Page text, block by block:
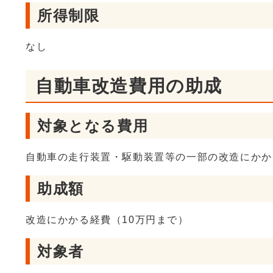
所得制限
なし
自動車改造費用の助成
対象となる費用
自動車の走行装置・駆動装置等の一部の改造にか
助成額
改造にかかる経費（10万円まで）
対象者